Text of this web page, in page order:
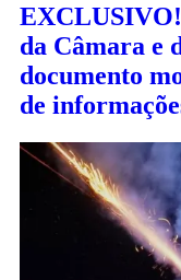
EXCLUSIVO!
da Câmara e
documento
de